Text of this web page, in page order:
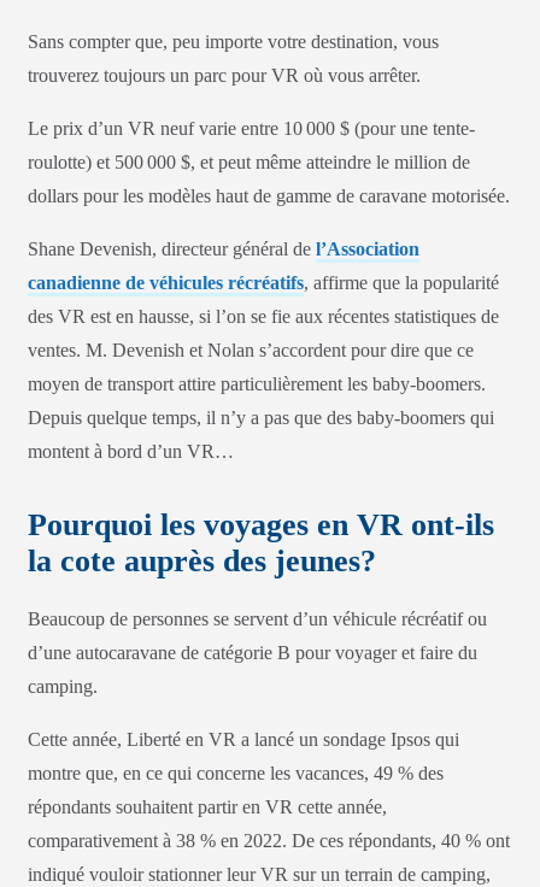
Sans compter que, peu importe votre destination, vous
trouverez toujours un parc pour VR où vous arrêter.
Le prix d’un VR neuf varie entre 10 000 $ (pour une tente-
roulotte) et 500 000 $, et peut même atteindre le million de
dollars pour les modèles haut de gamme de caravane motorisée.
Shane Devenish, directeur général de l’Association
canadienne de véhicules récréatifs, affirme que la popularité
des VR est en hausse, si l’on se fie aux récentes statistiques de
ventes. M. Devenish et Nolan s’accordent pour dire que ce
moyen de transport attire particulièrement les baby-boomers.
Depuis quelque temps, il n’y a pas que des baby-boomers qui
montent à bord d’un VR…
Pourquoi les voyages en VR ont-ils
la cote auprès des jeunes?
Beaucoup de personnes se servent d’un véhicule récréatif ou
d’une autocaravane de catégorie B pour voyager et faire du
camping.
Cette année, Liberté en VR a lancé un sondage Ipsos qui
montre que, en ce qui concerne les vacances, 49 % des
répondants souhaitent partir en VR cette année,
comparativement à 38 % en 2022. De ces répondants, 40 % ont
indiqué vouloir stationner leur VR sur un terrain de camping,